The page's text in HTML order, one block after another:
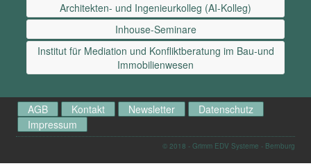
Architekten- und Ingenieurkolleg (AI-Kolleg)
Inhouse-Seminare
Institut für Mediation und Konfliktberatung im Bau-und
Immobilienwesen
AGB Kontakt Newsletter
Datenschutz
Impressum
© 2018 - Grimm EDV Systeme - Bernburg